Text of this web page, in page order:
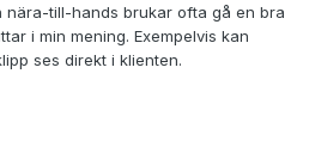
nära-till-hands brukar ofta gå en bra
i min mening. Exempelvis kan
ses direkt i klienten.